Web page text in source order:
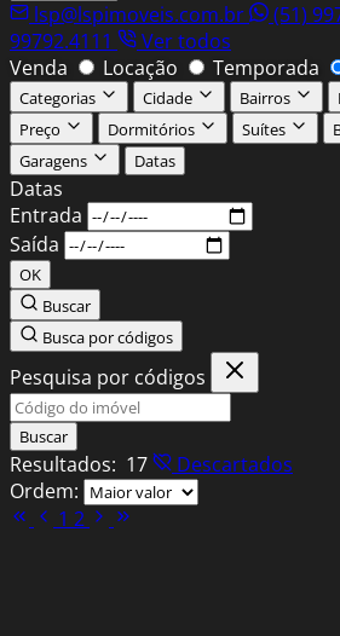
lsp@lspimoveis.com.br (51)
99792.4111
Ver todos
Venda
Locação Temporada
Categorias Cidade Bairros
Preço
Dormitórios Suítes
Garagens
Datas
Entrada
Saída
OK
Buscar
Busca por códigos
Pesquisa por códigos
Buscar
Resultados: 17
Descartados
Ordem:
1 2